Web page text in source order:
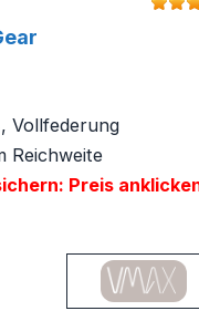
Vollfederung
Reichweite
Preis